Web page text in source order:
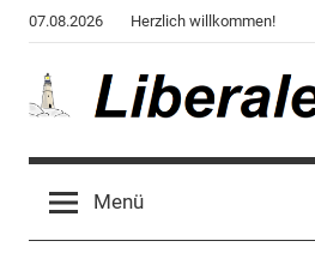
Zum
Inhalt
springen
07.08.2026 Herzlich willkommen!
Liberale
Warte
des
Menü